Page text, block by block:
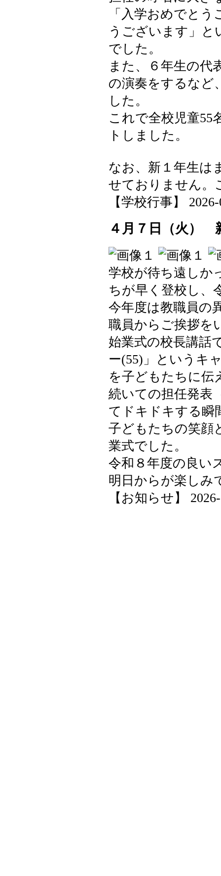
「入学おめでと
うございます」と
でした。
また、６年生の代
の演奏をするなど
した。
これで全校児童55
トしました。
なお、新１年生は
せておりません。
【学校行事】
４月７日（火）
学校が待ち遠しか
ちが早く登校し、
今年度は教職員の
職員からご挨拶を
始業式の校長講話
ー(55)」というキ
を子どもたちに伝
続いての担任発表
てドキドキする瞬
子どもたちの笑顔
業式でした。
令和８年度の良い
明日からが楽しみ
【お知らせ】